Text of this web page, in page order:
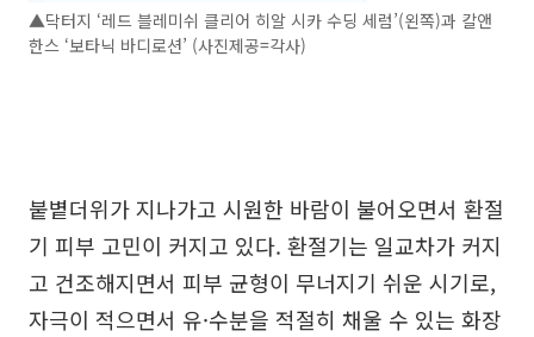
▲닥터지 ‘레드 블레미쉬 클리어 히알 시카 수딩 세럼’(왼쪽)과 칼앤
한스 ‘보타닉 바디로션’ (사진제공=각사)
붙볕더위가 지나가고 시원한 바람이 불어오면서 환절
기 피부 고민이 커지고 있다. 환절기는 일교차가 커지
고 건조해지면서 피부 균형이 무너지기 쉬운 시기로,
자극이 적으면서 유·수분을 적절히 채울 수 있는 화장